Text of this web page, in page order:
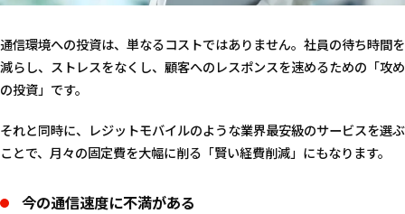
通信環境への投資は、単なるコストではありません。社員の待ち時間を
減らし、ストレスをなくし、顧客へのレスポンスを速めるための「攻め
の投資」です。
それと同時に、レジットモバイルのような業界最安級のサービスを選ぶ
ことで、月々の固定費を大幅に削る「賢い経費削減」にもなります。
今の通信速度に不満がある